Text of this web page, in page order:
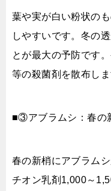
葉や実が白い粉状の
しやすいです。冬の
とが最大の予防です
等の殺菌剤を散布しま
■③アブラムシ：春の
春の新梢にアブラム
チオン乳剤1,000～